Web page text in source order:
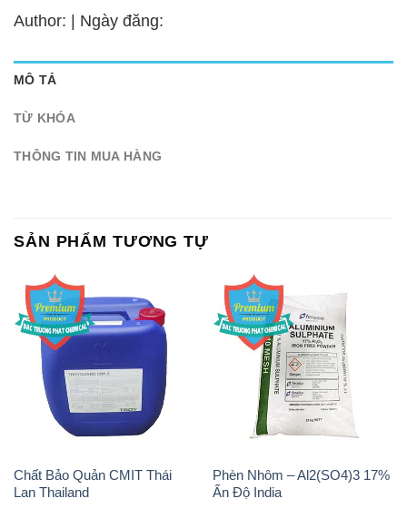
Author: | Ngày đăng:
MÔ TẢ
TỪ KHÓA
THÔNG TIN MUA HÀNG
SẢN PHẨM TƯƠNG TỰ
Chất Bảo Quản CMIT Thái
Lan Thailand
Phèn Nhôm – Al2(SO4)3 17%
Ấn Độ India